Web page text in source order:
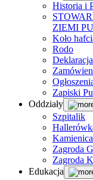
Historia i
ZIEMI
Koło
Rodo
Zapiski
Oddziały
Szpitalik
Zagroda
Zagroda
Edukacja